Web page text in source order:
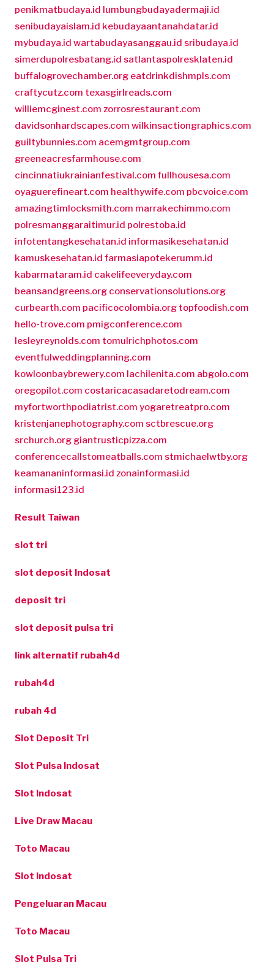
penikmatbudaya.id lumbungbudayadermaji.id
senibudayaislam.id kebudayaantanahdatar.id
mybudaya.id wartabudayasanggau.id sribudaya.id
simerdupolresbatang.id satlantaspolresklaten.id
buffalogrovechamber.org eatdrinkdishmpls.com
craftycutz.com texasgirlreads.com
williemcginest.com zorrosrestaurant.com
davidsonhardscapes.com wilkinsactiongraphics.com
guiltybunnies.com acemgmtgroup.com
greeneacresfarmhouse.com
cincinnatiukrainianfestival.com fullhousesa.com
oyaguerefineart.com healthywife.com pbcvoice.com
amazingtimlocksmith.com marrakechimmo.com
polresmanggaraitimur.id polrestoba.id
infotentangkesehatan.id informasikesehatan.id
kamuskesehatan.id farmasiapotekerumm.id
kabarmataram.id cakelifeeveryday.com
beansandgreens.org conservationsolutions.org
curbearth.com pacificocolombia.org topfoodish.com
hello-trove.com pmigconference.com
lesleyreynolds.com tomulrichphotos.com
eventfulweddingplanning.com
kowloonbaybrewery.com lachilenita.com abgolo.com
oregopilot.com costaricacasadaretodream.com
myfortworthpodiatrist.com yogaretreatpro.com
kristenjanephotography.com sctbrescue.org
srchurch.org giantrusticpizza.com
conferencecallstomeatballs.com stmichaelwtby.org
keamananinformasi.id zonainformasi.id
informasi123.id
Result Taiwan
slot tri
slot deposit Indosat
deposit tri
slot deposit pulsa tri
link alternatif rubah4d
rubah4d
rubah 4d
Slot Deposit Tri
Slot Pulsa Indosat
Slot Indosat
Live Draw Macau
Toto Macau
Slot Indosat
Pengeluaran Macau
Toto Macau
Slot Pulsa Tri